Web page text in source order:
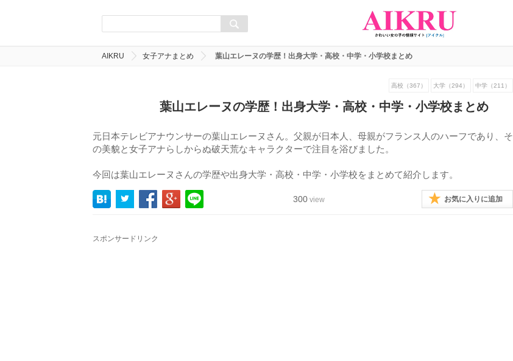
AIKRU 女子アナまとめ 葉山エレーヌの学歴！出身大学・高校・中学・小学校まとめ
高校（367） 大学（294） 中学（211）
葉山エレーヌの学歴！出身大学・高校・中学・小学校まとめ
元日本テレビアナウンサーの葉山エレーヌさん。父親が日本人、母親がフランス人のハーフであり、そ
の美貌と女子アナらしからぬ破天荒なキャラクターで注目を浴びました。
今回は葉山エレーヌさんの学歴や出身大学・高校・中学・小学校をまとめて紹介します。
300 view お気に入りに追加
スポンサードリンク